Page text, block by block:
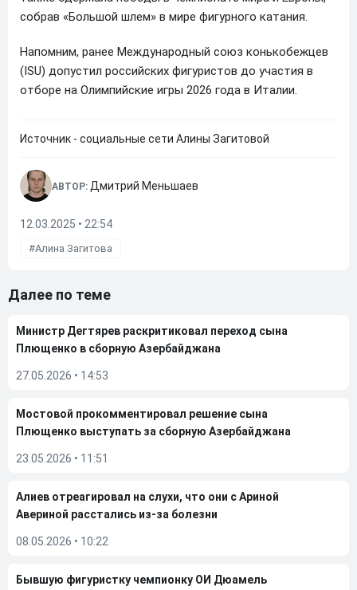
собрав «Большой шлем» в мире фигурного катания.
Напомним, ранее Международный союз конькобежцев
(ISU) допустил российских фигуристов до участия в
отборе на Олимпийские игры 2026 года в Италии.
Источник - социальные сети Алины Загитовой
АВТОР: Дмитрий Меньшаев
12.03.2025 • 22:54
Алина Загитова
Далее по теме
Министр Дегтярев раскритиковал переход сына
Плющенко в сборную Азербайджана
27.05.2026 • 14:53
Мостовой прокомментировал решение сына
Плющенко выступать за сборную Азербайджана
23.05.2026 • 11:51
Алиев отреагировал на слухи, что они с Ариной
Авериной расстались из-за болезни
08.05.2026 • 10:22
Бывшую фигуристку чемпионку ОИ Дюамель